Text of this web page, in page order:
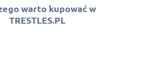
warto kupować w
TRESTLES.PL